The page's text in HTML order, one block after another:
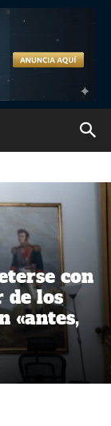
con
de los
«antes,